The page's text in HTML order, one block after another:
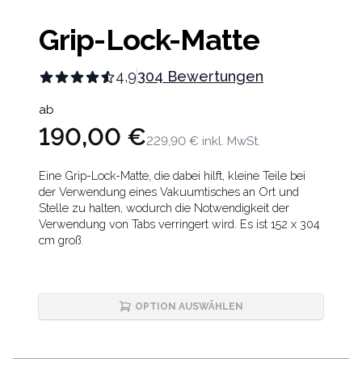
Grip-Lock-Matte
4,9304 Bewertungen
Product information
ab
190,00 €229,90 € inkl. MwSt.
Description
Eine Grip-Lock-Matte, die dabei hilft, kleine Teile bei
der Verwendung eines Vakuumtisches an Ort und
Stelle zu halten, wodurch die Notwendigkeit der
Verwendung von Tabs verringert wird. Es ist 152 x 304
cm groß.
OPTION AUSWÄHLEN